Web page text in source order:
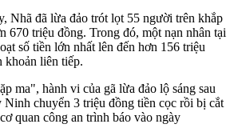
Nhã đã lừa đảo trót lọt 55 người trên khắp
670 triệu đồng. Trong đó, một nạn nhân tại
số tiền lớn nhất lên đến hơn 156 triệu
khoản liên tiếp.
ma", hành vi của gã lừa đảo lộ sáng sau
chuyển 3 triệu đồng tiền cọc rồi bị cắt
quan công an trình báo vào ngày